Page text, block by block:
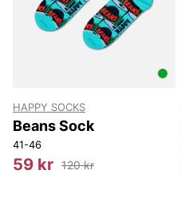
HAPPY SOCKS
Beans Sock
41-46
59 kr 120 kr